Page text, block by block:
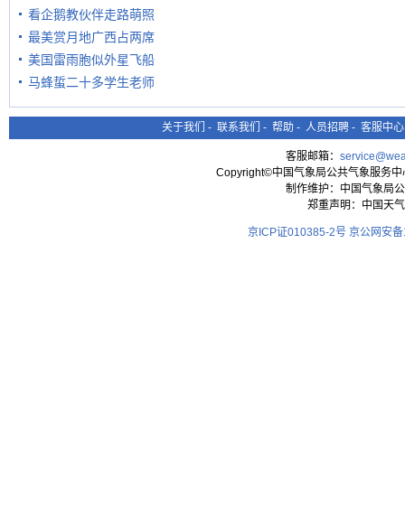
看企鹅教伙伴走路萌照
最美赏月地广西占两席
美国雷雨胞似外星飞船
马蜂蜇二十多学生老师
关于我们 - 联系我们 - 帮助 - 人员招聘 - 客服中心
客服邮箱：
Copyright©中国气象局公共气象服务
制作维护：中国气象局
郑重声明：中国天
京ICP证010385-2号 京公网安